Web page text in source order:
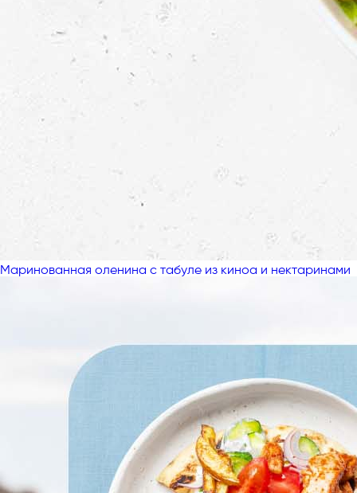
Маринованная оленина с табуле из киноа и нектаринами